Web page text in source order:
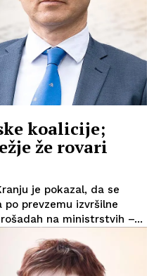
koalicije;
že rovari
je pokazal, da se
po prevzemu izvršilne
na ministrstvih –...